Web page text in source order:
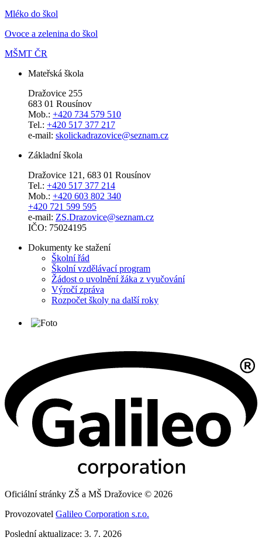
Mléko do škol
Ovoce a zelenina do škol
MŠMT ČR
Mateřská škola
Dražovice 255
683 01 Rousínov
Mob.: +420 734 579 510
Tel.: +420 517 377 217
e-mail: skolickadrazovice@seznam.cz
Základní škola
Dražovice 121, 683 01 Rousínov
Tel.: +420 517 377 214
Mob.: +420 603 802 340
+420 721 599 595
e-mail: ZS.Drazovice@seznam.cz
IČO: 75024195
Dokumenty ke stažení
Školní řád
Školní vzdělávací program
Žádost o uvolnění žáka z vyučování
Výročí zpráva
Rozpočet školy na další roky
Oficiální stránky ZŠ a MŠ Dražovice © 2026
Provozovatel Galileo Corporation s.r.o.
Poslední aktualizace: 3. 7. 2026